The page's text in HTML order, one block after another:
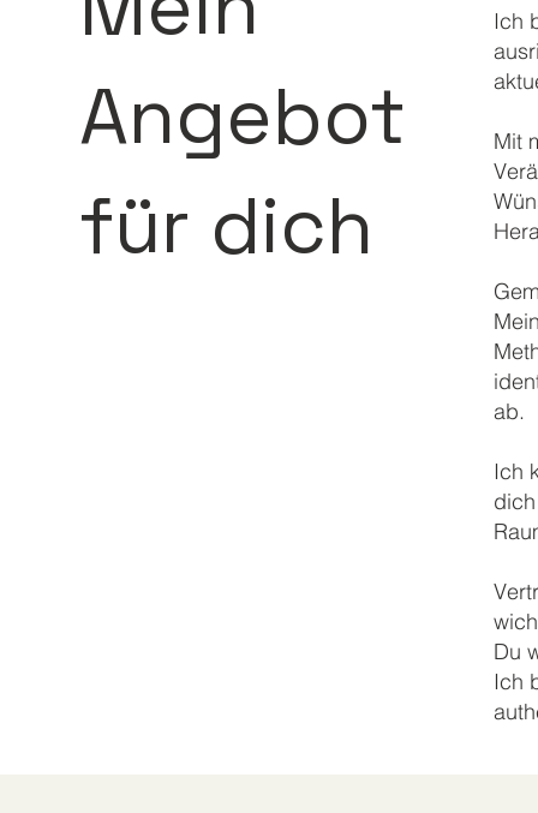
Angebot
für dich
Ich
Mit
ab.
Ich
Du
Ich